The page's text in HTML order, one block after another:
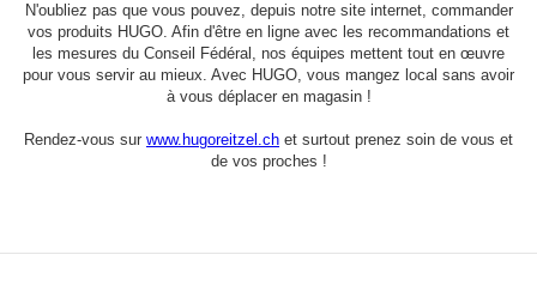
N'oubliez pas que vous pouvez, depuis notre site internet, commander
vos produits HUGO. Afin d'être en ligne avec les recommandations et
les mesures du Conseil Fédéral, nos équipes mettent tout en œuvre
pour vous servir au mieux. Avec HUGO, vous mangez local sans avoir
à vous déplacer en magasin !
Rendez-vous sur www.hugoreitzel.ch et surtout prenez soin de vous et
de vos proches !